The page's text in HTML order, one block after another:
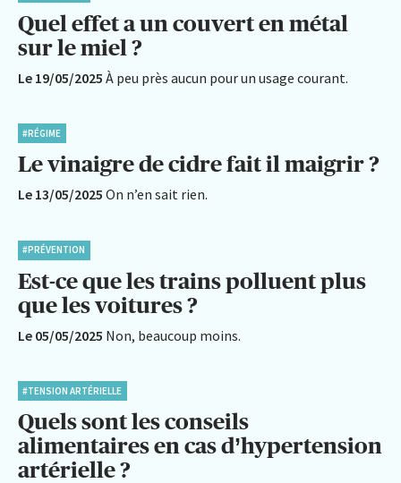
Quel effet a un couvert en métal
sur le miel ?
Le 19/05/2025 À peu près aucun pour un usage courant.
#RÉGIME
Le vinaigre de cidre fait il maigrir ?
Le 13/05/2025 On n’en sait rien.
#PRÉVENTION
Est-ce que les trains polluent plus
que les voitures ?
Le 05/05/2025 Non, beaucoup moins.
#TENSION ARTÉRIELLE
Quels sont les conseils
alimentaires en cas d’hypertension
artérielle ?